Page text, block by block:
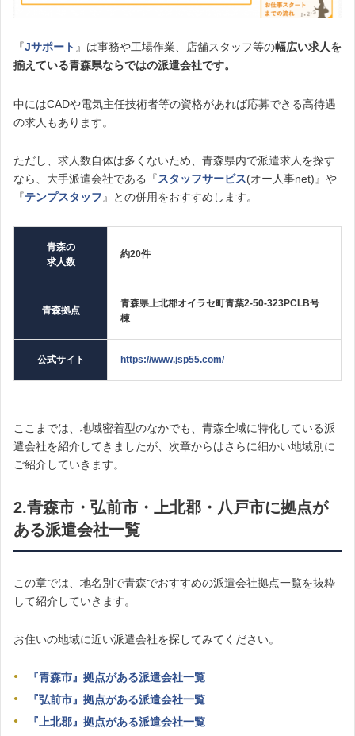
『Jサポート 』は事務や工場作業、店舗スタッフ等の幅広い求人を
揃えている青森県ならではの派遣会社です。
中にはCADや電気主任技術者等の資格があれば応募できる高待遇
の求人もあります。
ただし、求人数自体は多くないため、青森県内で派遣求人を探す
なら、大手派遣会社である『スタッフサービス(オー人事net)』や
『テンプスタッフ 』との併用をおすすめします。
青森の
求人数
約20件
青森拠点
青森県上北郡オイラセ町青葉2-50-323PCLB号
棟
公式サイト https://www.jsp55.com/
ここまでは、地域密着型のなかでも、青森全域に特化している派
遣会社を紹介してきましたが、次章からはさらに細かい地域別に
ご紹介していきます。
2.青森市・弘前市・上北郡・八戸市に拠点が
ある派遣会社一覧
この章では、地名別で青森でおすすめの派遣会社拠点一覧を抜粋
して紹介していきます。
お住いの地域に近い派遣会社を探してみてください。
『青森市』拠点がある派遣会社一覧
『弘前市』拠点がある派遣会社一覧
『上北郡』拠点がある派遣会社一覧